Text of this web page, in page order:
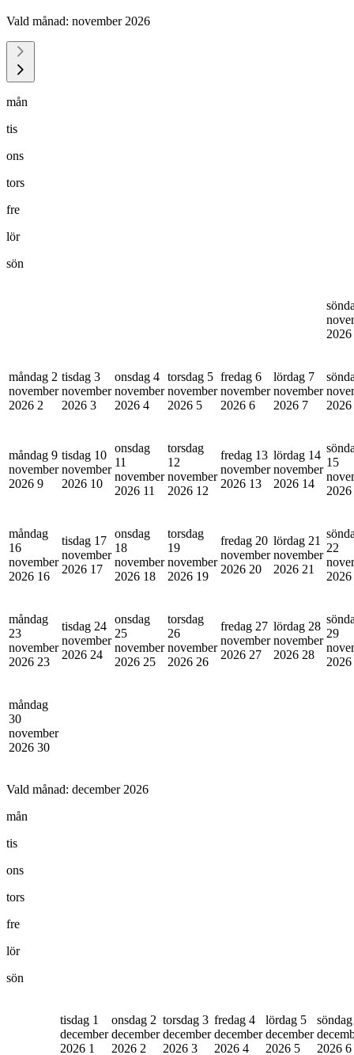
Vald månad: november 2026
mån
tis
ons
tors
fre
lör
sön
2026
måndag 2
november
2026 2
tisdag 3
november
2026 3
onsdag 4
november
2026 4
torsdag 5
november
2026 5
fredag 6
november
2026 6
lördag 7
november
2026 7
2026
måndag 9
november
2026 9
tisdag 10
november
2026 10
onsdag
11
november
2026 11
torsdag
12
november
2026 12
fredag 13
november
2026 13
lördag 14
november
2026 14
15
2026
måndag
16
november
2026 16
tisdag 17
november
2026 17
onsdag
18
november
2026 18
torsdag
19
november
2026 19
fredag 20
november
2026 20
lördag 21
november
2026 21
22
2026
måndag
23
november
2026 23
tisdag 24
november
2026 24
onsdag
25
november
2026 25
torsdag
26
november
2026 26
fredag 27
november
2026 27
lördag 28
november
2026 28
29
2026
måndag
30
november
2026 30
Vald månad: december 2026
mån
tis
ons
tors
fre
lör
sön
tisdag 1
december
2026 1
onsdag 2
december
2026 2
torsdag 3
december
2026 3
fredag 4
december
2026 4
lördag 5
december
2026 5
2026 6